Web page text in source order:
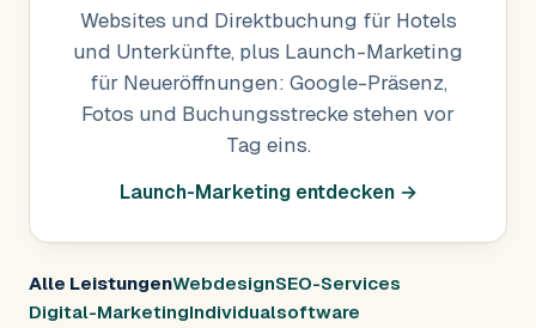
Websites und Direktbuchung für Hotels
und Unterkünfte, plus Launch-Marketing
für Neueröffnungen: Google-Präsenz,
Fotos und Buchungsstrecke stehen vor
Tag eins.
Launch-Marketing entdecken →
Alle LeistungenWebdesignSEO-Services
Digital-MarketingIndividualsoftware